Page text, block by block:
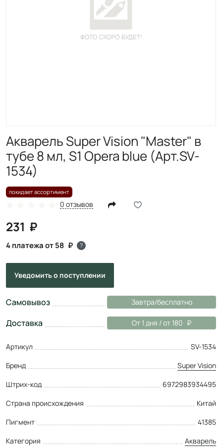
Акварель Super Vision "Master" в
тубе 8 мл, S1 Opera blue (Арт.SV-
1534)
покидает ассортимент
0 отзывов
231
4 платежа от 58 ?
Уведомитьо поступлении
Самовывоз Завтра/бесплатно
Доставка От 1 дня / от 180
Артикул
SV-1534
Бренд
Super Vision
Штрих-код
6972983934495
Страна происхождения
Китай
Пигмент
41385
Категория
Акварель